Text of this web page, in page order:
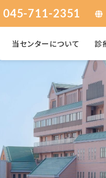
045-711-2351
当センターについて 診